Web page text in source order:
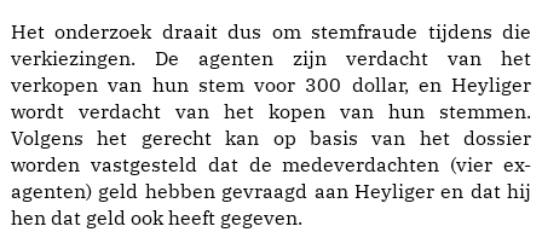
Het onderzoek draait dus om stemfraude tijdens die
verkiezingen. De agenten zijn verdacht van het
verkopen van hun stem voor 300 dollar, en Heyliger
wordt verdacht van het kopen van hun stemmen.
Volgens het gerecht kan op basis van het dossier
worden vastgesteld dat de medeverdachten (vier ex-
agenten) geld hebben gevraagd aan Heyliger en dat hij
hen dat geld ook heeft gegeven.